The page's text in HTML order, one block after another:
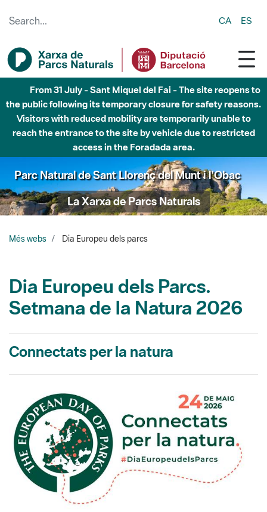
CA ES
From 31 July - Sant Miquel del Fai - The site reopens to
the public following its temporary closure for safety reasons.
Visitors with reduced mobility are temporarily unable to
reach the entrance to the site by vehicle due to restricted
access in the Foradada area.
Parc Natural de Sant Llorenç del Munt i l'Obac
La Xarxa de Parcs Naturals
Més webs Dia Europeu dels parcs
Dia Europeu dels Parcs.
Setmana de la Natura 2026
Connectats per la natura